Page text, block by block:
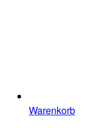
Warenkorb